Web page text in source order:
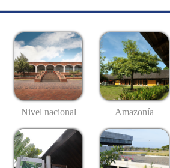
Nivel nacional Amazonía